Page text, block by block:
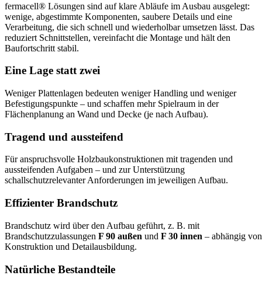
fermacell® Lösungen sind auf klare Abläufe im Ausbau ausgelegt:
wenige, abgestimmte Komponenten, saubere Details und eine
Verarbeitung, die sich schnell und wiederholbar umsetzen lässt. Das
reduziert Schnittstellen, vereinfacht die Montage und hält den
Baufortschritt stabil.
Eine Lage statt zwei
Weniger Plattenlagen bedeuten weniger Handling und weniger
Befestigungspunkte – und schaffen mehr Spielraum in der
Flächenplanung an Wand und Decke (je nach Aufbau).
Tragend und aussteifend
Für anspruchsvolle Holzbaukonstruktionen mit tragenden und
aussteifenden Aufgaben – und zur Unterstützung
schallschutzrelevanter Anforderungen im jeweiligen Aufbau.
Effizienter Brandschutz
Brandschutz wird über den Aufbau geführt, z. B. mit
Brandschutzzulassungen F 90 außen und F 30 innen – abhängig von
Konstruktion und Detailausbildung.
Natürliche Bestandteile